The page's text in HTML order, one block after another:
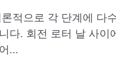
적으로 각 단계에 다
다. 회전 로터 날 사
...